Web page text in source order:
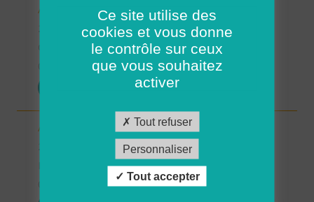
Aide à domicile - CDD été - Saint-Renan (H/F)
29 - Finistère
03/04/2026
Aide à domicile - CDD ou CDI - St Renan (H/F)
Possibilité de CDI ou CDD
Ce site utilise des
cookies et vous donne
le contrôle sur ceux
que vous souhaitez
activer
Tout refuser
Personnaliser
Tout accepter